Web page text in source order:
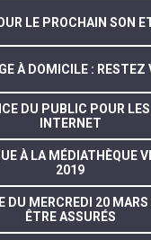
LE PROCHAIN SON
À DOMICILE : RESTEZ
DU PUBLIC POUR
INTERNET
À LA MÉDIATHÈQUE
2019
DU MERCREDI 20
ÊTRE ASSURÉS